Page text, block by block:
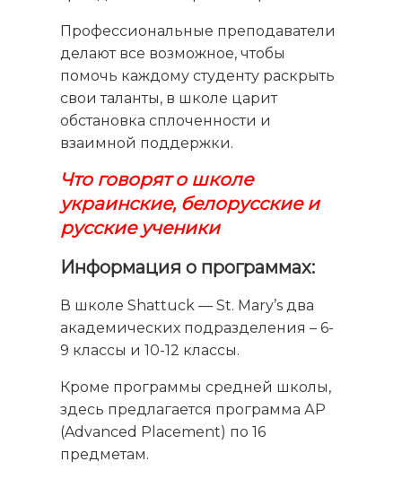
Профессиональные преподаватели
делают все возможное, чтобы
помочь каждому студенту раскрыть
свои таланты, в школе царит
обстановка сплоченности и
взаимной поддержки.
Что говорят о школе
украинские, белорусские и
русские ученики
Информация о программах:
В школе Shattuck — St. Mary’s два
академических подразделения – 6-
9 классы и 10-12 классы.
Кроме программы средней школы,
здесь предлагается программа АР
(Advanced Placement) по 16
предметам.